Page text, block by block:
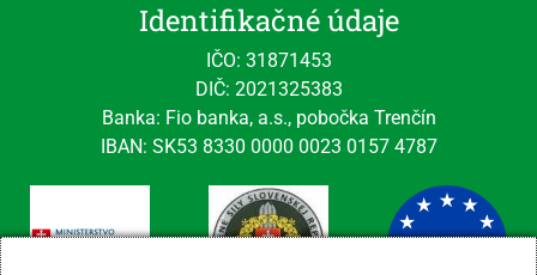
Identifikačné údaje
IČO: 31871453
DIČ: 2021325383
Banka: Fio banka, a.s., pobočka Trenčín
IBAN: SK53 8330 0000 0023 0157 4787